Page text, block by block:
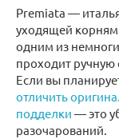
Premiata —
уходящей
одним из
проходит
Если вы
отличить
подделки — это
разочарований.